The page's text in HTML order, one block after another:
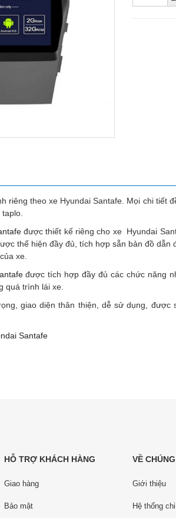
riêng theo xe Hyundai Santafe. Mọi chi tiết
được thiết kế riêng cho xe Hyundai
thể hiện đầy đủ, tích hợp sẵn bản đồ
xe.
được tích hợp đầy đủ các chức năng
quá trình lái xe.
giao diện thân thiện, dễ sử dụng, được
Santafe
HỖ TRỢ KHÁCH HÀNG
Giao hàng
Bảo mật
VỀ
Giới thiệu
Hệ thống